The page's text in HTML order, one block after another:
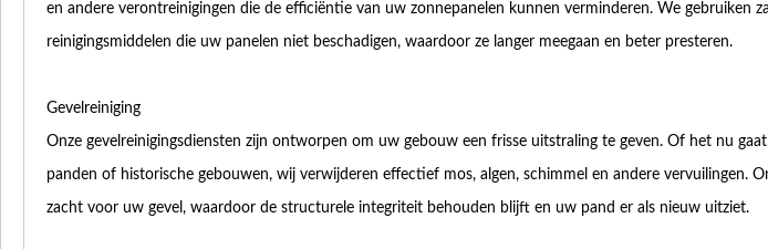
en andere verontreinigingen die de efficiëntie van uw zonnepanelen kunnen verminderen. We gebruiken
reinigingsmiddelen die uw panelen niet beschadigen, waardoor ze langer meegaan en beter presteren.
Gevelreiniging
Onze gevelreinigingsdiensten zijn ontworpen om uw gebouw een frisse uitstraling te geven. Of het nu
panden of historische gebouwen, wij verwijderen effectief mos, algen, schimmel en andere vervuilingen.
zacht voor uw gevel, waardoor de structurele integriteit behouden blijft en uw pand er als nieuw uitziet.